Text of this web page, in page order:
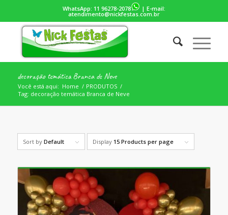
WhatsApp: 11 96278-2078 | E-mail:
atendimento@nickfestas.com.br
decoração temática Branca de Neve
Você está aqui: Home / PRODUTOS /
Tag: decoração temática Branca de Neve
Sort by Default Display 15 Products per page